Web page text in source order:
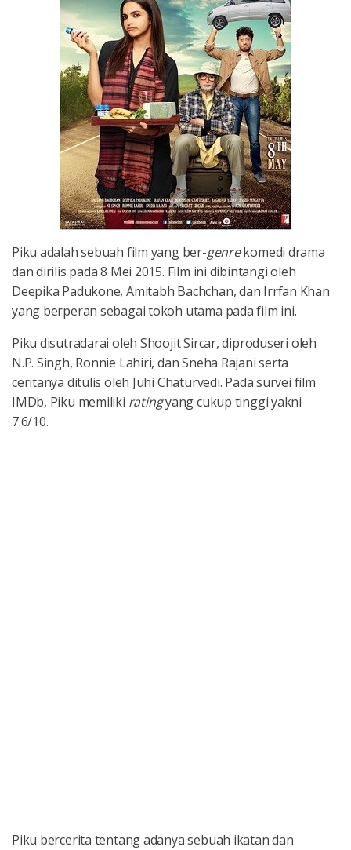
Piku adalah sebuah film yang ber-genrekomedi drama
dan dirilis pada 8 Mei 2015. Film ini dibintangi oleh
Deepika Padukone, Amitabh Bachchan, dan Irrfan Khan
yang berperan sebagai tokoh utama pada film ini.
Piku disutradarai oleh Shoojit Sircar, diproduseri oleh
N.P. Singh, Ronnie Lahiri, dan Sneha Rajani serta
ceritanya ditulis oleh Juhi Chaturvedi. Pada survei film
IMDb, Piku memiliki ratingyang cukup tinggi yakni
7.6/10.
Piku bercerita tentang adanya sebuah ikatan dan